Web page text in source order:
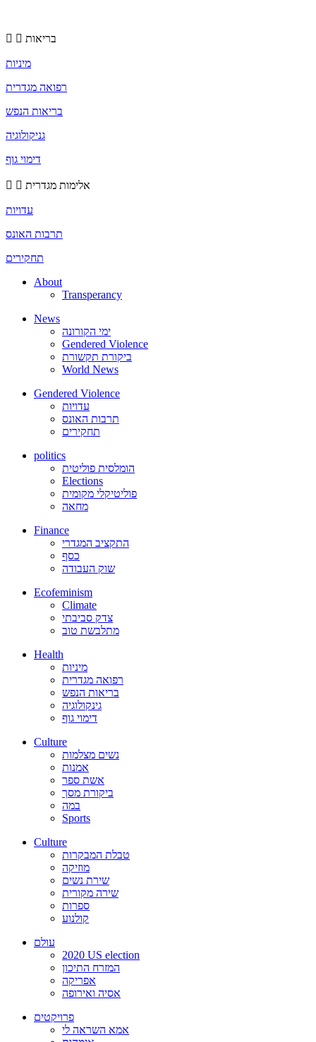
בריאות
מיניות
רפואה מגדרית
בריאות הנפש
גניקולוגיה
דימוי גוף
אלימות מגדרית
עדויות
תרבות האונס
תחקירים
About
Transperancy
News
ימי הקורונה
Gendered Violence
ביקורת תקשורת
World News
Gendered Violence
עדויות
תרבות האונס
תחקירים
politics
הומלסית פוליטית
Elections
פוליטיקלי מקומית
מחאה
Finance
התקציב המגדרי
כסף
שוק העבודה
Ecofeminism
Climate
צדק סביבתי
מתלבשת טוב
Health
מיניות
רפואה מגדרית
בריאות הנפש
גינקולוגיה
דימוי גוף
Culture
נשים מצלמות
אמנות
אשת ספר
ביקורת מסך
במה
Sports
Culture
טבלת המבקרות
מוזיקה
שירת נשים
שירה מקורית
ספרות
קולנוע
עולם
2020 US election
המזרח התיכון
אפריקה
אסיה ואירופה
פרויקטים
אמא השראה לי